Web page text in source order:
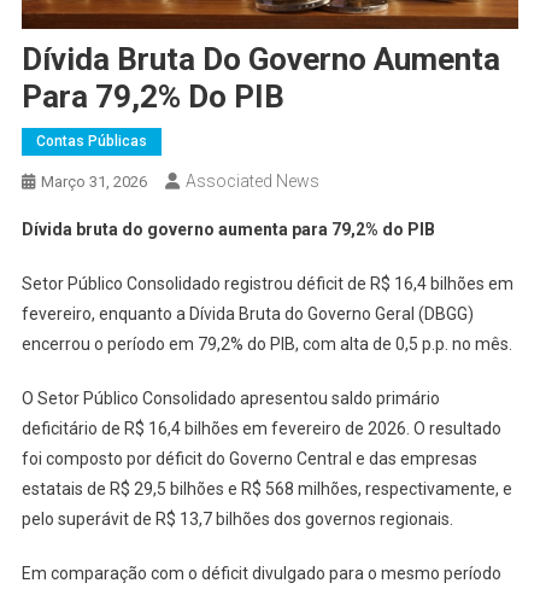
Dívida Bruta Do Governo Aumenta
Para 79,2% Do PIB
Contas Públicas
Março 31, 2026 Associated News
Dívida bruta do governo aumenta para 79,2% do PIB
Setor Público Consolidado registrou déficit de R$ 16,4 bilhões em
fevereiro, enquanto a Dívida Bruta do Governo Geral (DBGG)
encerrou o período em 79,2% do PIB, com alta de 0,5 p.p. no mês.
O Setor Público Consolidado apresentou saldo primário
deficitário de R$ 16,4 bilhões em fevereiro de 2026. O resultado
foi composto por déficit do Governo Central e das empresas
estatais de R$ 29,5 bilhões e R$ 568 milhões, respectivamente, e
pelo superávit de R$ 13,7 bilhões dos governos regionais.
Em comparação com o déficit divulgado para o mesmo período